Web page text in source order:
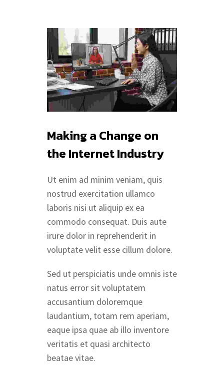
Making a Change on
the Internet Industry
Ut enim ad minim veniam, quis
nostrud exercitation ullamco
laboris nisi ut aliquip ex ea
commodo consequat. Duis aute
irure dolor in reprehenderit in
voluptate velit esse cillum dolore.
Sed ut perspiciatis unde omnis iste
natus error sit voluptatem
accusantium doloremque
laudantium, totam rem aperiam,
eaque ipsa quae ab illo inventore
veritatis et quasi architecto
beatae vitae.